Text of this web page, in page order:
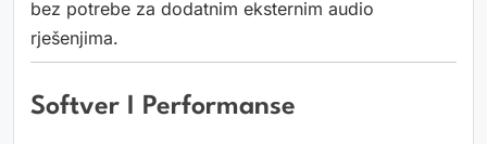
bez potrebe za dodatnim eksternim audio
rješenjima.
Softver I Performanse